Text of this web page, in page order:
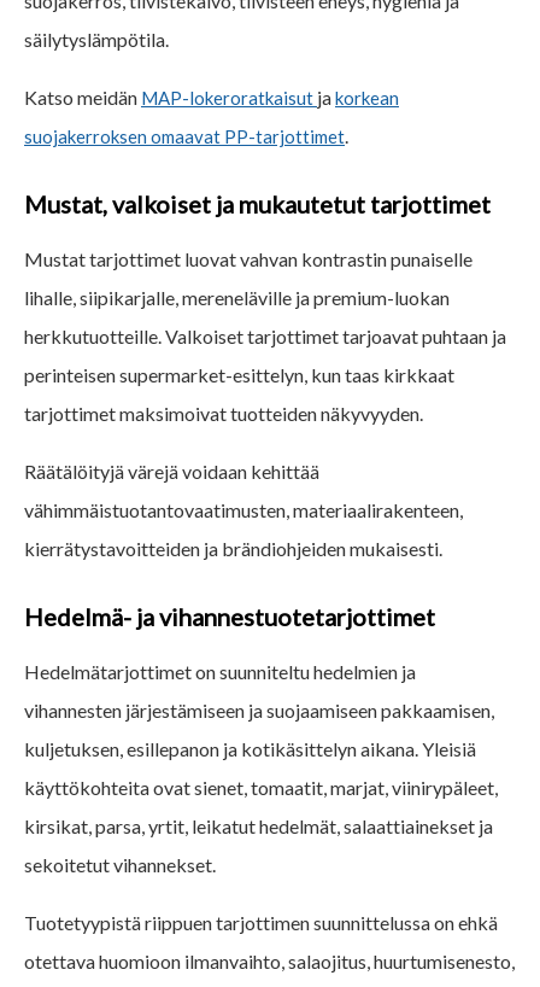
säilytyslämpötila.
Katso meidän MAP-lokeroratkaisut jakorkean
suojakerroksen omaavat PP-tarjottimet.
Mustat, valkoiset ja mukautetut tarjottimet
Mustat tarjottimet luovat vahvan kontrastin punaiselle
lihalle, siipikarjalle, mereneläville ja premium-luokan
herkkutuotteille. Valkoiset tarjottimet tarjoavat puhtaan ja
perinteisen supermarket-esittelyn, kun taas kirkkaat
tarjottimet maksimoivat tuotteiden näkyvyyden.
Räätälöityjä värejä voidaan kehittää
vähimmäistuotantovaatimusten, materiaalirakenteen,
kierrätystavoitteiden ja brändiohjeiden mukaisesti.
Hedelmä- ja vihannestuotetarjottimet
Hedelmätarjottimet on suunniteltu hedelmien ja
vihannesten järjestämiseen ja suojaamiseen pakkaamisen,
kuljetuksen, esillepanon ja kotikäsittelyn aikana. Yleisiä
käyttökohteita ovat sienet, tomaatit, marjat, viinirypäleet,
kirsikat, parsa, yrtit, leikatut hedelmät, salaattiainekset ja
sekoitetut vihannekset.
Tuotetyypistä riippuen tarjottimen suunnittelussa on ehkä
otettava huomioon ilmanvaihto, salaojitus, huurtumisenesto,